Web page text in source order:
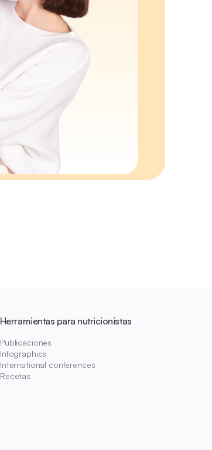
Herramientas para nutricionistas
Publicaciones
Infographics
International conferences
Recetas